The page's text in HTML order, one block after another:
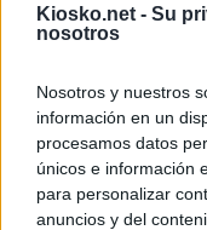
Kiosko.net - Su
nosotros
Nosotros y nuestros
información en un
procesamos datos
únicos e información
para personalizar
anuncios y del